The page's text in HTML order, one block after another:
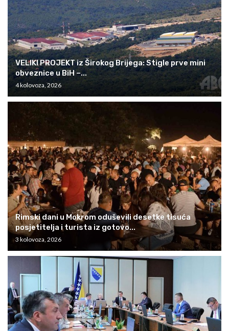
VELIKI PROJEKT iz Širokog Brijega: Stigle prve mini
obveznice u BiH –...
4 kolovoza, 2026
Rimski dani u Mokrom oduševili desetke tisuća
posjetitelja i turista iz gotovo...
3 kolovoza, 2026